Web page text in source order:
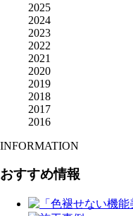
2025
2024
2023
2022
2021
2020
2019
2018
2017
2016
INFORMATION
おすすめ情報